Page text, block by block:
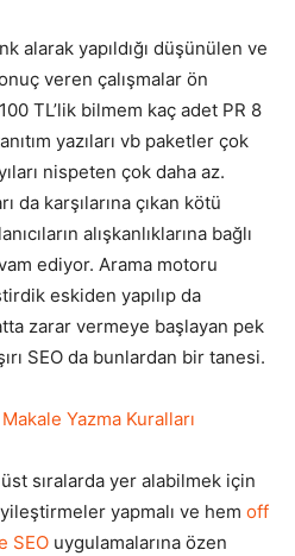
alarak yapıldığı düşünülen ve
veren çalışmalar ön
TL’lik bilmem kaç adet PR 8
yazıları vb paketler çok
nispeten çok daha az.
da karşılarına çıkan kötü
alışkanlıklarına bağlı
ediyor. Arama motoru
eskiden yapılıp da
zarar vermeye başlayan pek
SEO da bunlardan bir tanesi.
Yazma Kuralları
sıralarda yer alabilmek için
yapmalı ve hem off
SEO uygulamalarına özen